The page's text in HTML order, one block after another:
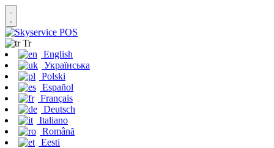
Tr
English
Українська
Polski
Español
Français
Deutsch
Italiano
Română
Eesti